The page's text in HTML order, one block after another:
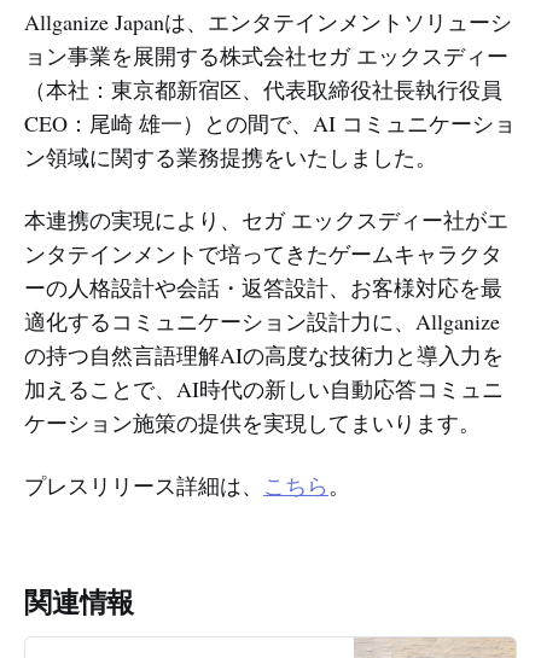
Allganize Japanは、エンタテインメントソリューシ
ョン事業を展開する株式会社セガ エックスディー
（本社：東京都新宿区、代表取締役社長執行役員
CEO：尾崎 雄一）との間で、AI コミュニケーショ
ン領域に関する業務提携をいたしました。
本連携の実現により、セガ エックスディー社がエ
ンタテインメントで培ってきたゲームキャラクタ
ーの人格設計や会話・返答設計、お客様対応を最
適化するコミュニケーション設計力に、Allganize
の持つ自然言語理解AIの高度な技術力と導入力を
加えることで、AI時代の新しい自動応答コミュニ
ケーション施策の提供を実現してまいります。
プレスリリース詳細は、 こちら。
関連情報